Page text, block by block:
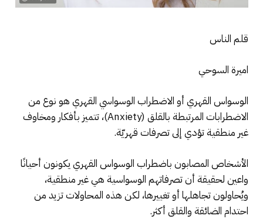
قلم الناس
اميرة السوحي
الوسواس القهري أو الاضطراب الوسواسي القهري هو نوع من
الاضطرابات المرتبطة بالقلق (Anxiety)، تتميز بأفكار ومخاوف
غير منطقية تؤدي إلى تصرفات قهريّة.
الأشخاص المصابون باضطراب الوسواس القهري يكونون أحيانًا
واعين لحقيقة أن تصرفاتهم الوسواسية هي غير منطقية،
ويُحاولون تجاهلها أو تغييرها، لكن هذه المحاولات تزيد من
احتدام الضائقة والقلق أكثر.